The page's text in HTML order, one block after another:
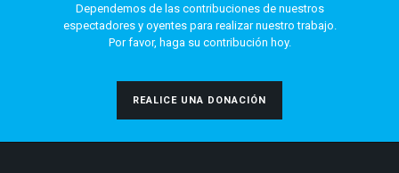
Dependemos de las contribuciones de nuestros
espectadores y oyentes para realizar nuestro trabajo.
Por favor, haga su contribución hoy.
REALICE UNA DONACIÓN